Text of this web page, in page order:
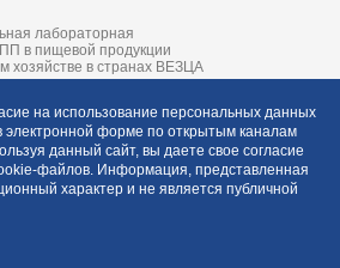
лабораторная
в пищевой продукции
хозяйстве в странах ВЕЗЦА
ФБУН «Центральный НИИ
на использование персональных данных
форме по открытым каналам
данный сайт, вы даете свое согласие
файлов. Информация, представленная
характер и не является публичной